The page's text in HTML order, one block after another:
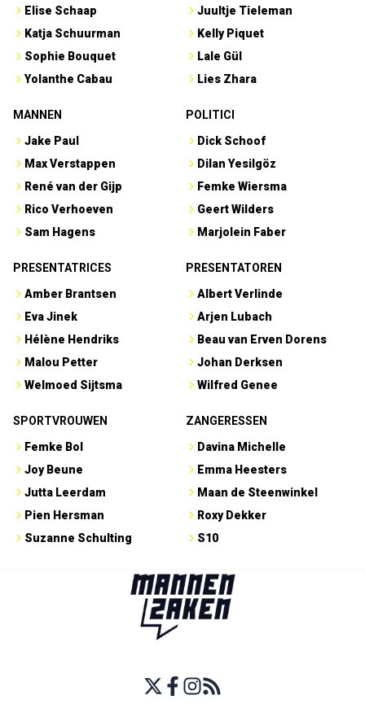
Elise Schaap
Katja Schuurman
Sophie Bouquet
Yolanthe Cabau
Juultje Tieleman
Kelly Piquet
Lale Gül
Lies Zhara
MANNEN
Jake Paul
Max Verstappen
René van der Gijp
Rico Verhoeven
Sam Hagens
POLITICI
Dick Schoof
Dilan Yesilgöz
Femke Wiersma
Geert Wilders
Marjolein Faber
PRESENTATRICES
Amber Brantsen
Eva Jinek
Hélène Hendriks
Malou Petter
Welmoed Sijtsma
PRESENTATOREN
Albert Verlinde
Arjen Lubach
Beau van Erven Dorens
Johan Derksen
Wilfred Genee
SPORTVROUWEN
Femke Bol
Joy Beune
Jutta Leerdam
Pien Hersman
Suzanne Schulting
ZANGERESSEN
Davina Michelle
Emma Heesters
Maan de Steenwinkel
Roxy Dekker
S10